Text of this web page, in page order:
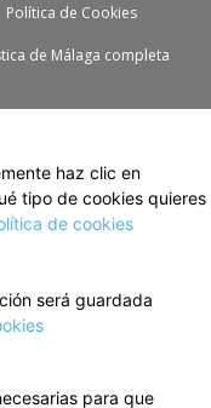
Política de Cookies
de Málaga completa
haz clic en
tipo de cookies quieres
de cookies
será guardada
para que